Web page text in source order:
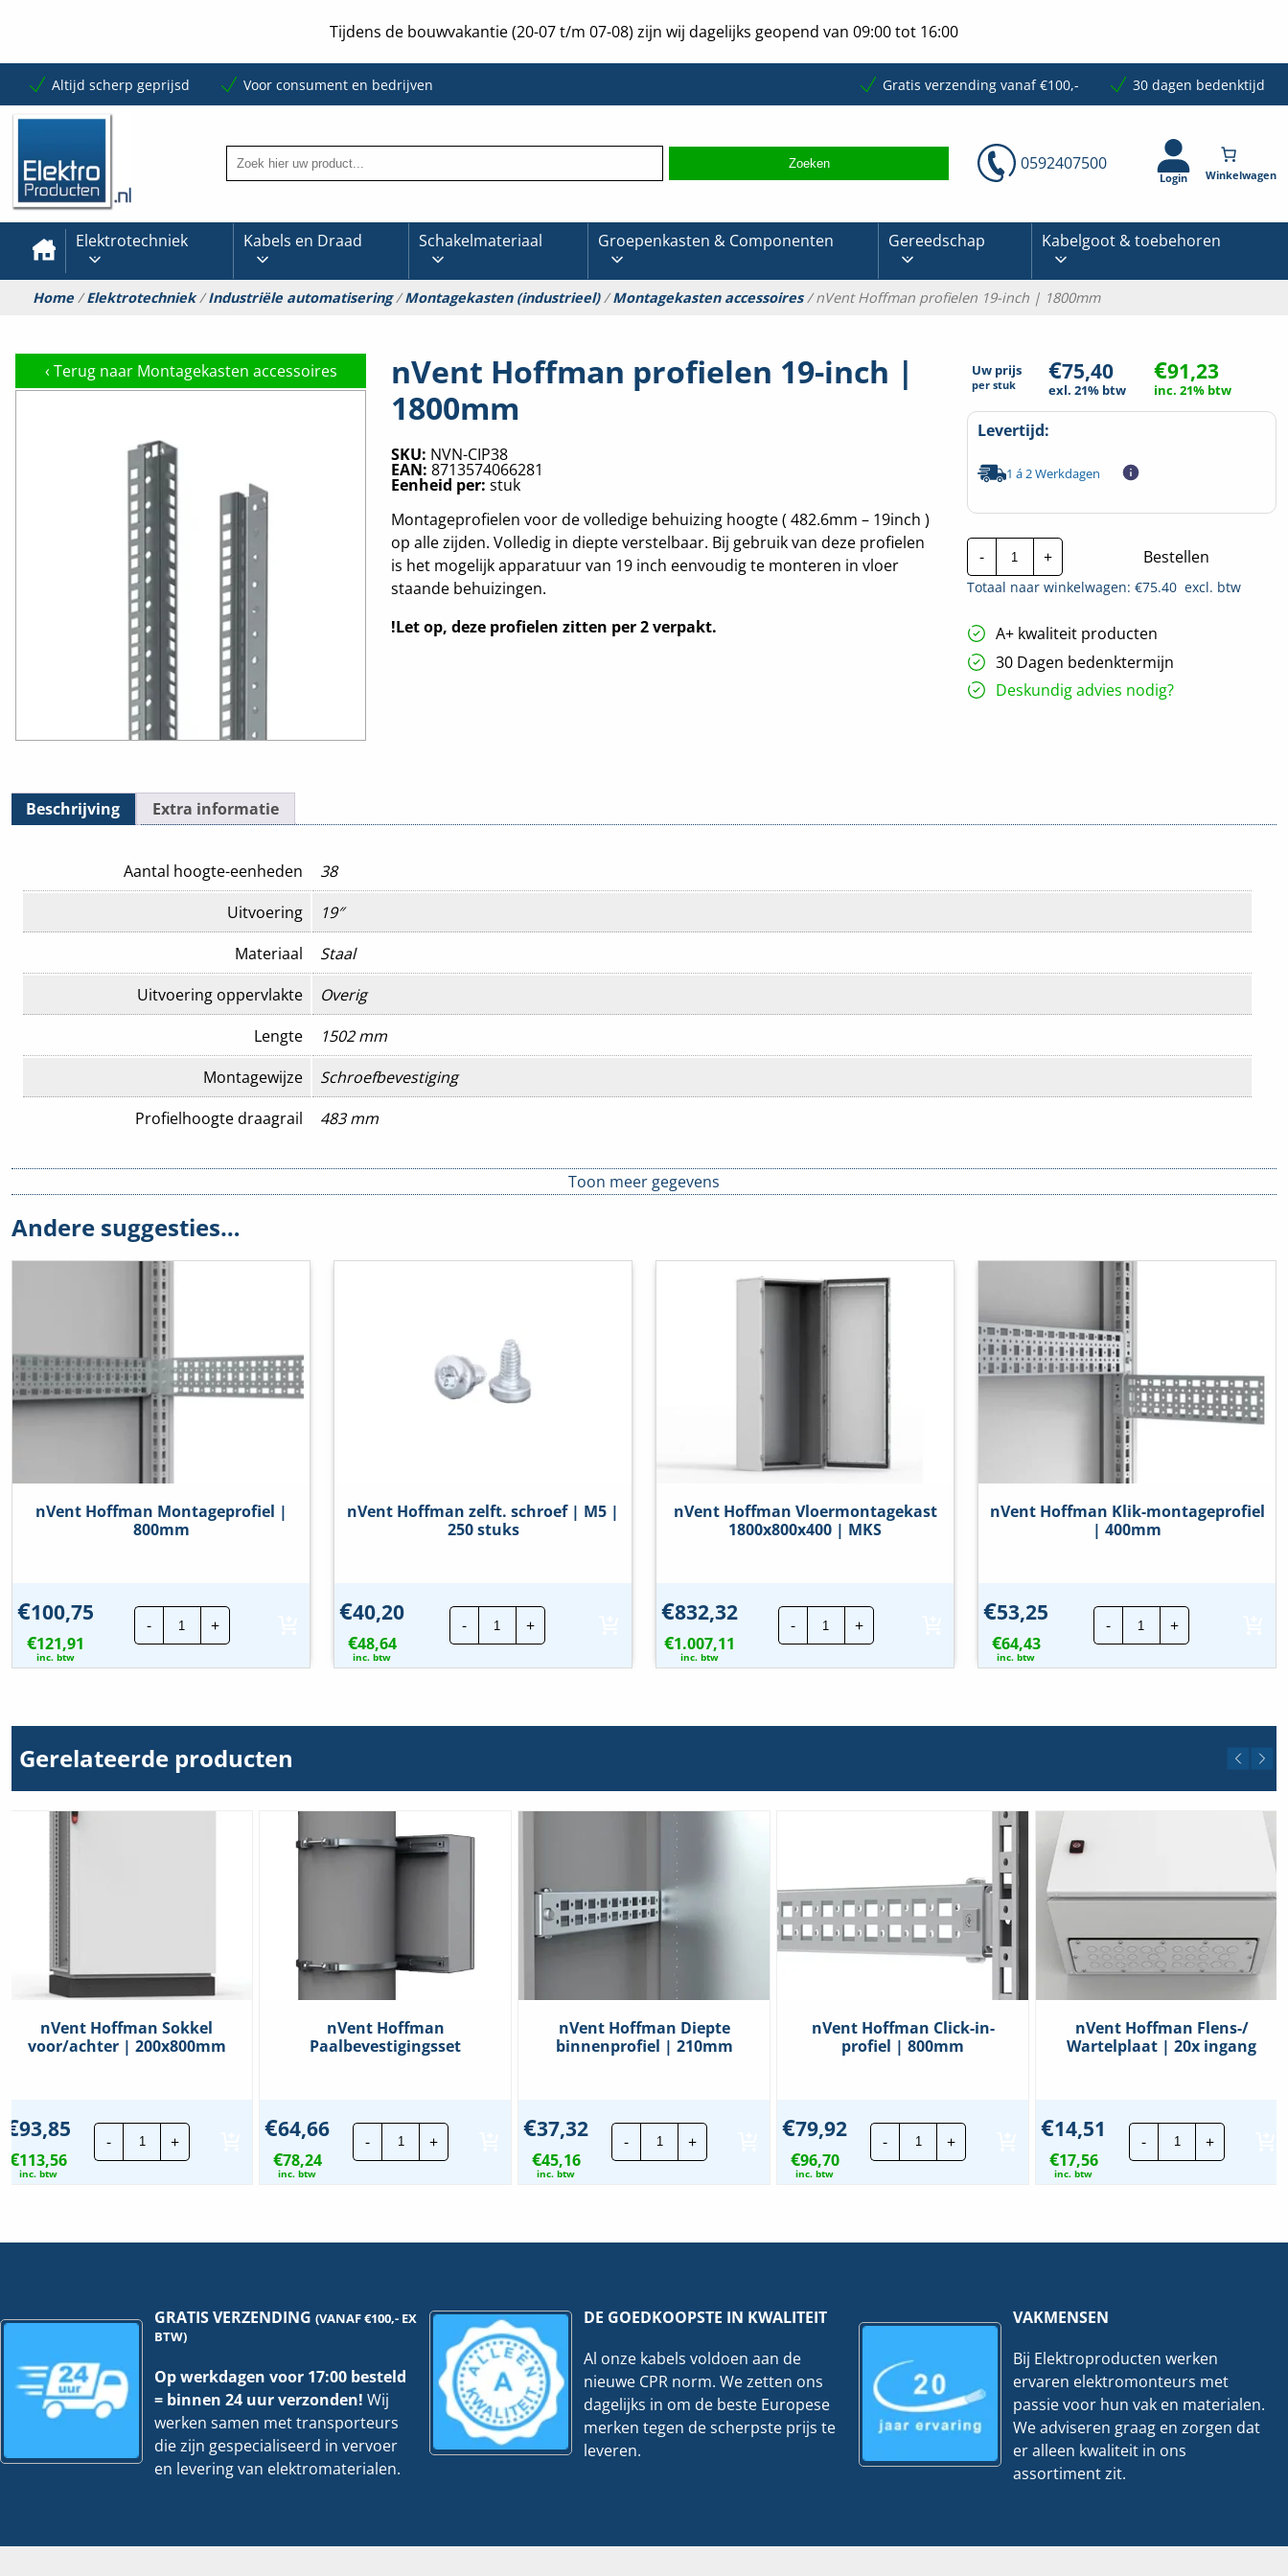
Tijdens de bouwvakantie (20-07 t/m 07-08) zijn wij dagelijks geopend van 09:00 tot 16:00
Altijd scherp geprijsd Voor consument en bedrijven Gratis verzending vanaf €100,- 30 dagen bedenktijd
0592407500
Login
Elektrotechniek Kabels en Draad Schakelmateriaal Groepenkasten & Componenten Gereedschap Kabelgoot & toebehoren
Home/Elektrotechniek/Industriële automatisering/Montagekasten (industrieel)/Montagekasten accessoires/ nVent Hoffman profielen 19-inch | 1800mm
‹ Terug naar Montagekasten accessoires
nVent Hoffman profielen 19-inch |
1800mm
SKU: NVN-CIP38
EAN: 8713574066281
Eenheid per: stuk
Montageprofielen voor de volledige behuizing hoogte ( 482.6mm – 19inch )
op alle zijden. Volledig in diepte verstelbaar. Bij gebruik van deze profielen
is het mogelijk apparatuur van 19 inch eenvoudig te monteren in vloer
staande behuizingen.
!Let op, deze profielen zitten per 2 verpakt.
Uw prijs
per stuk €75,40
exl. 21% btw
€91,23
inc. 21% btw
Levertijd:
1 á 2 Werkdagen
-
nVent
Hoffman
profielen
19-
|
1800mm
hoeveelheid
+ Bestellen
Totaal naar winkelwagen: €75.40excl. btw
A+ kwaliteit producten
30 Dagen bedenktermijn
Deskundig advies nodig?
Beschrijving Extra informatie
Aantal hoogte-eenheden
38
Uitvoering
19″
Materiaal
Staal
Uitvoering oppervlakte
Overig
Lengte
1502 mm
Montagewijze
Schroefbevestiging
Profielhoogte draagrail
483 mm
Food Contact Material
Nee
Toon meer gegevens
Andere suggesties…
nVent Hoffman Montageprofiel |
800mm
€100,75
€121,91
inc. btw
-
nVent
Hoffman
Montageprofiel
800mm
+
nVent Hoffman zelft. schroef | M5 |
250 stuks
€40,20
€48,64
inc. btw
-
nVent
Hoffman
zelft.
|
+
nVent Hoffman Vloermontagekast
1800x800x400 | MKS
€832,32
€1.007,11
inc. btw
-
nVent
Hoffman
Vloermontagekast
|
+
nVent Hoffman Klik-montageprofiel
| 400mm
€53,25
€64,43
inc. btw
-
nVent
Hoffman
Klik-
|
+
Gerelateerde producten
nVent Hoffman Sokkel
voor/achter | 200x800mm
€93,85
€113,56
inc. btw
-
nVent
Hoffman
Sokkel
+
nVent Hoffman
Paalbevestigingsset
€64,66
€78,24
inc. btw
-
nVent
Hoffman
Paalbevestigingsset
+
nVent Hoffman Diepte
binnenprofiel | 210mm
€37,32
€45,16
inc. btw
-
nVent
Hoffman
Diepte
+
nVent Hoffman Click-in-
profiel | 800mm
€79,92
€96,70
inc. btw
-
nVent
Hoffman
Click-
+
nVent Hoffman Flens-/
Wartelplaat | 20x ingang
€14,51
€17,56
inc. btw
-
nVent
Hoffman
Flens-/
+
GRATIS VERZENDING(VANAF €100,- EX
BTW)
Op werkdagen voor 17:00 besteld
= binnen 24 uur verzonden! Wij
werken samen met transporteurs
die zijn gespecialiseerd in vervoer
en levering van elektromaterialen.
DE GOEDKOOPSTE IN KWALITEIT
Al onze kabels voldoen aan de
nieuwe CPR norm. We zetten ons
dagelijks in om de beste Europese
merken tegen de scherpste prijs te
leveren.
VAKMENSEN
Bij Elektroproducten werken
ervaren elektromonteurs met
passie voor hun vak en materialen.
We adviseren graag en zorgen dat
er alleen kwaliteit in ons
assortiment zit.